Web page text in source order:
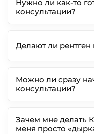
Нужно ли как-то
консультации?
Делают ли рентген
Можно ли сразу
консультации?
Зачем мне делать
меня просто